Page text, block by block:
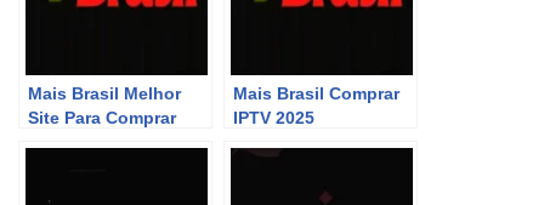
Mais Brasil Melhor
Site Para Comprar
Mais Brasil Comprar
IPTV 2025